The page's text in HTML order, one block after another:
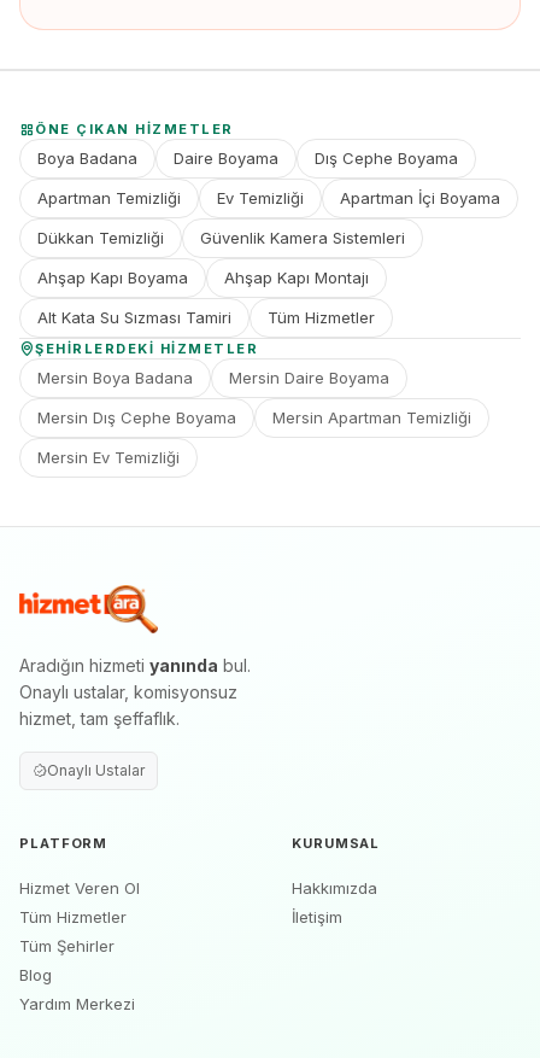
ÖNE ÇIKAN HIZMETLER
Boya Badana Daire Boyama Dış Cephe Boyama
Apartman Temizliği Ev Temizliği Apartman İçi Boyama
Dükkan Temizliği Güvenlik Kamera Sistemleri
Ahşap Kapı Boyama Ahşap Kapı Montajı
Alt Kata Su Sızması Tamiri Tüm Hizmetler
ŞEHIRLERDEKI HIZMETLER
Mersin Boya Badana Mersin Daire Boyama
Mersin Dış Cephe Boyama Mersin Apartman Temizliği
Mersin Ev Temizliği
Aradığın hizmeti yanında bul.
Onaylı ustalar, komisyonsuz
hizmet, tam şeffaflık.
Onaylı Ustalar
PLATFORM
Hizmet Veren Ol
Tüm Hizmetler
Tüm Şehirler
Blog
Yardım Merkezi
KURUMSAL
Hakkımızda
İletişim